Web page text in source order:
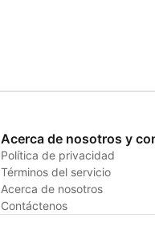
Acerca de nosotros y
Política de privacidad
Términos del servicio
Acerca de nosotros
Contáctenos